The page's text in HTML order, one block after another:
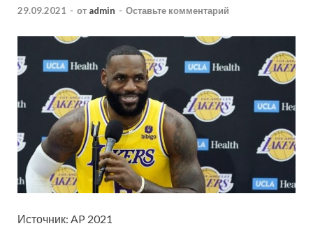
29.09.2021 - от admin - Оставьте комментарий
Источник: AP 2021